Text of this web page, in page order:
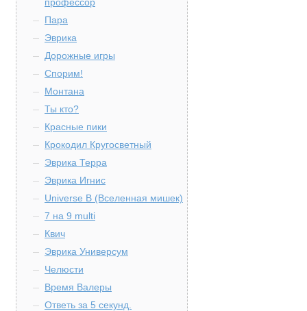
Пара
Эврика
Дорожные игры
Спорим!
Монтана
Ты кто?
Красные пики
Крокодил Кругосветный
Эврика Терра
Эврика Игнис
Universe B (Вселенная мишек)
7 на 9 multi
Квич
Эврика Универсум
Челюсти
Время Валеры
Ответь за 5 секунд.